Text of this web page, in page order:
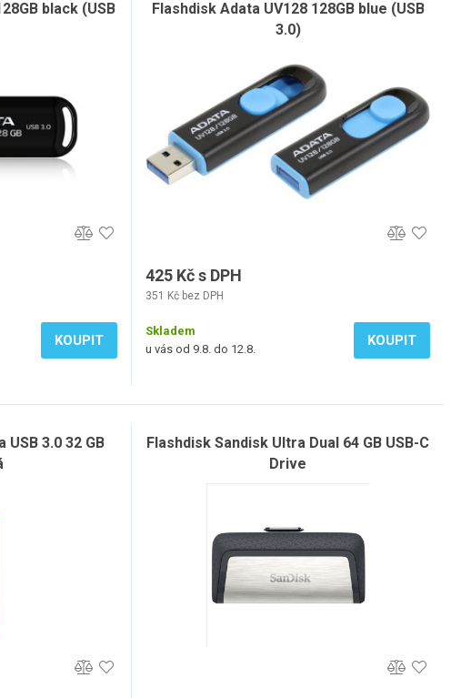
black (USB
KOUPIT
Flashdisk Adata UV128 128GB blue (USB
3.0)
425 Kč s DPH
351 Kč bez DPH
Skladem
u vás od 9.8. do 12.8.
KOUPIT
3.0 32 GB
Flashdisk Sandisk Ultra Dual 64 GB USB-C
Drive